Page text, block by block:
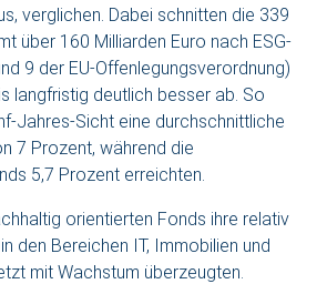
verglichen. Dabei schnitten die 339
über 160 Milliarden Euro nach ESG-
9 der EU-Offenlegungsverordnung)
langfristig deutlich besser ab. So
Jahres-Sicht eine durchschnittliche
7 Prozent, während die
5,7 Prozent erreichten.
orientierten Fonds ihre relativ
den Bereichen IT, Immobilien und
mit Wachstum überzeugten.